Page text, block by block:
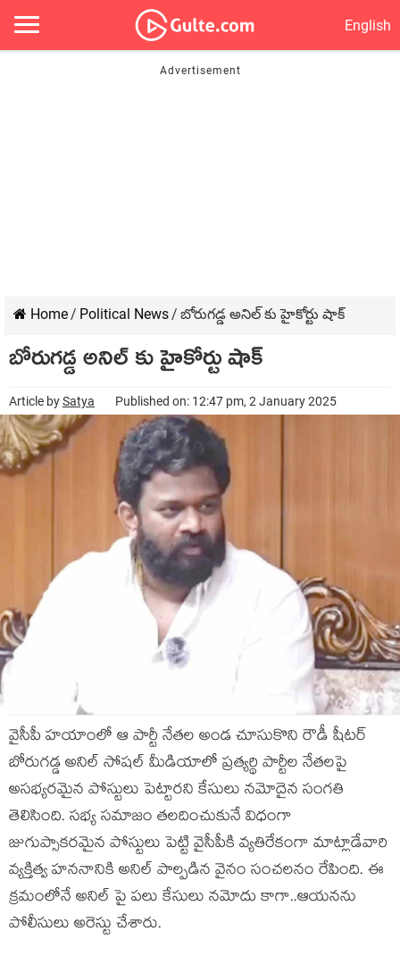
English
Home/ Political News/ బోరుగడ్డ అనిల్ కు హైకోర్టు షాక్
బోరుగడ్డ అనిల్ కు హైకోర్టు షాక్
Article bySatya Published on: 12:47 pm, 2 January 2025
వైసీపీ హయాంలో ఆ పార్టీ నేతల అండ చూసుకొని రౌడీ షీటర్
బోరుగడ్డ అనిల్ సోషల్ మీడియాలో ప్రత్యర్థి పార్టీల నేతలపై
అసభ్యరమైన పోస్టులు పెట్టారని కేసులు నమోదైన సంగతి
తెలిసింది. సభ్య సమాజం తలదించుకునే విధంగా
జుగుప్సాకరమైన పోస్టులు పెట్టి వైసీపీకి వ్యతిరేకంగా మాట్లాడేవారి
వ్యక్తిత్వ హననానికి అనిల్ పాల్పడిన వైనం సంచలనం రేపింది. ఈ
క్రమంలోనే అనిల్ పై పలు కేసులు నమోదు కాగా..ఆయనను
పోలీసులు అరెస్టు చేశారు.